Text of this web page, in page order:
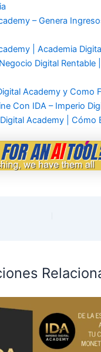
– Genera
| Academia
Digital Rentable
Academy y Como
Con IDA – Imperio
Academy | Cómo